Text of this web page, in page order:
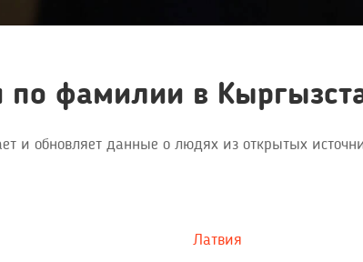
по фамилии в
и обновляет данные о людях из открытых
Латвия